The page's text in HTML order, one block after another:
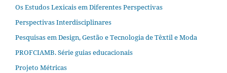
Os Estudos Lexicais em Diferentes Perspectivas
Perspectivas Interdisciplinares
Pesquisas em Design, Gestão e Tecnologia de Têxtil e Moda
PROFCIAMB. Série guias educacionais
Projeto Métricas